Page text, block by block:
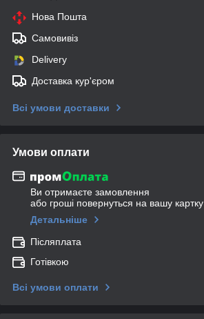
Нова Пошта
Самовивіз
Delivery
Доставка кур'єром
Всі умови доставки
Умови оплати
Ви отримаєте замовлення
або гроші повернуться на вашу картку
Детальніше
Післяплата
Готівкою
Всі умови оплати